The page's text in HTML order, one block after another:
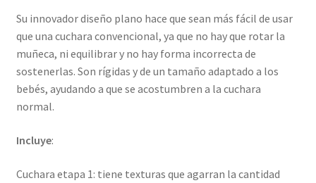
Su innovador diseño plano hace que sean más fácil de usar
que una cuchara convencional, ya que no hay que rotar la
muñeca, ni equilibrar y no hay forma incorrecta de
sostenerlas. Son rígidas y de un tamaño adaptado a los
bebés, ayudando a que se acostumbren a la cuchara
normal.
Incluye:
Cuchara etapa 1: tiene texturas que agarran la cantidad